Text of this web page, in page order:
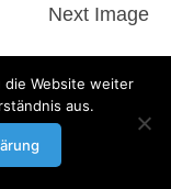
Next Image
|
die Website weiter
aus.